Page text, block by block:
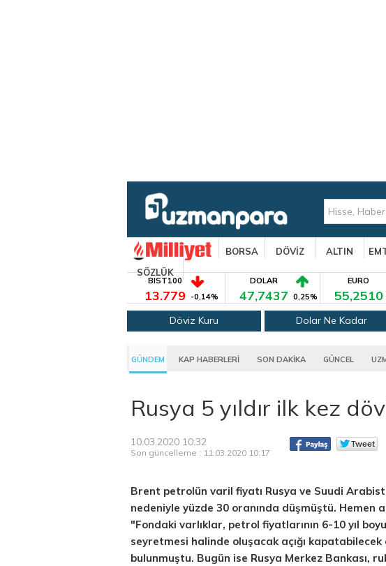
BORSA DÖVİZ ALTIN
SÖZLÜK
BIST100
13.779 -0,14%
DOLAR
47,7437 0,25%
EURO
55,2510
Döviz Kuru Dolar Ne Kadar
GÜNDEM KAP HABERLERİ SON DAKİKA GÜNCEL
Rusya 5 yıldır ilk kez
10.03.2020 10:32
Son güncelleme : 11.03.2020 10:17
Brent petrolün varil fiyatı Rusya ve Suudi
nedeniyle yüzde 30 oranında düşmüştü. Hemen
"Fondaki varlıklar, petrol fiyatlarının 6-10 yıl
seyretmesi halinde oluşacak açığı kapatabilecek
bulunmuştu. Bugün ise Rusya Merkez Bankası,